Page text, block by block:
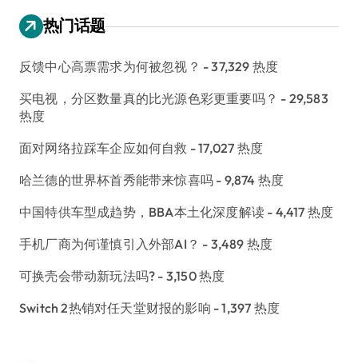
热门话题
反馈中心高票需求为何被忽视？ - 37,329 热度
买电视，分区数量真的比光源色彩更重要吗？ - 29,583
热度
面对网络拉踩车企应如何自救 - 17,027 热度
哈兰德的世界杯首秀能带来惊喜吗 - 9,874 热度
中国特供车型成趋势，BBA本土化深度解读 - 4,417 热度
手机厂商为何谨慎引入外部AI？ - 3,489 热度
可换壳会带动新玩法吗? - 3,150 热度
Switch 2热销对任天堂财报的影响 - 1,397 热度